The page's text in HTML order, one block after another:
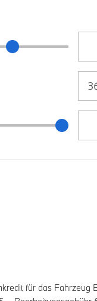
Schieberegler
für das